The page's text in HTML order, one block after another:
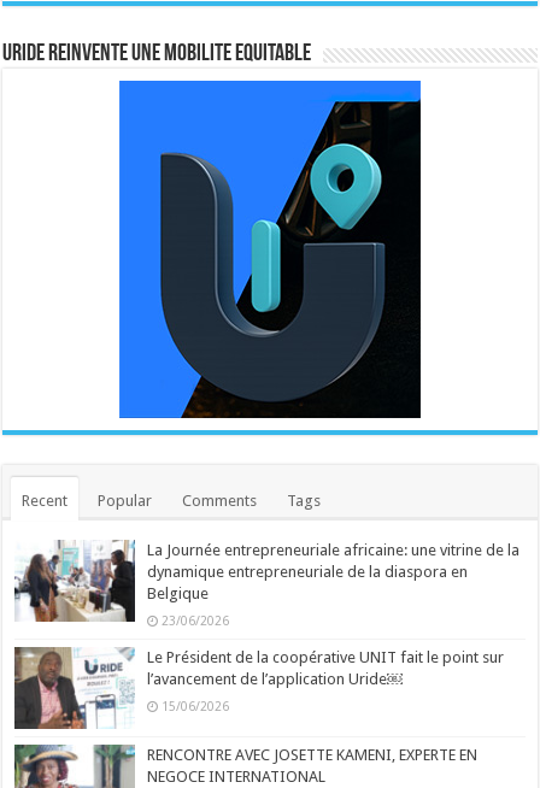
URIDE REINVENTE UNE MOBILITE EQUITABLE
Recent Popular Comments Tags
La Journée entrepreneuriale africaine: une vitrine de la
dynamique entrepreneuriale de la diaspora en
Belgique
23/06/2026
Le Président de la coopérative UNIT fait le point sur
l’avancement de l’application Uride￼
15/06/2026
RENCONTRE AVEC JOSETTE KAMENI, EXPERTE EN
NEGOCE INTERNATIONAL